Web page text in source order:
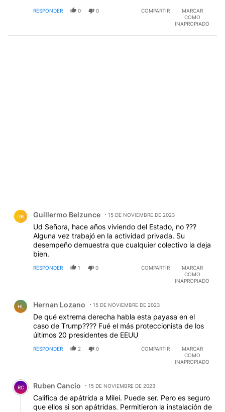
....POR AHI CUANDO ASUME NOS DA UNA
SORPRESA.Y HACE COMO SU OTRO EX COMPAÑERO
RESPONDER 0 0 COMPARTIR
MARCAR
COMO
INAPROPIADO
GB Guillermo Belzunce 15 DE NOVIEMBRE DE 2023
Ud Señora, hace años viviendo del Estado, no ???
Alguna vez trabajó en la actividad privada. Su
desempeño demuestra que cualquier colectivo la deja
bien.
RESPONDER 1 0 COMPARTIR
MARCAR
COMO
INAPROPIADO
HL Hernan Lozano 15 DE NOVIEMBRE DE 2023
De qué extrema derecha habla esta payasa en el
caso de Trump???? Fué el más proteccionista de los
últimos 20 presidentes de EEUU
RESPONDER 2 0 COMPARTIR
MARCAR
COMO
INAPROPIADO
Comentario de Ruben Cancio.
RC Ruben Cancio 15 DE NOVIEMBRE DE 2023
Califica de apátrida a Milei. Puede ser. Pero es seguro
que ellos si son apátridas. Permitieron la instalación de